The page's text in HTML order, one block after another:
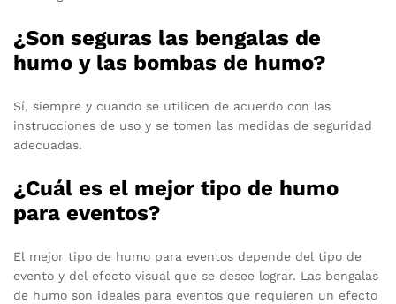
¿Son seguras las bengalas de
humo y las bombas de humo?
Sí, siempre y cuando se utilicen de acuerdo con las
instrucciones de uso y se tomen las medidas de seguridad
adecuadas.
¿Cuál es el mejor tipo de humo
para eventos?
El mejor tipo de humo para eventos depende del tipo de
evento y del efecto visual que se desee lograr. Las bengalas
de humo son ideales para eventos que requieren un efecto